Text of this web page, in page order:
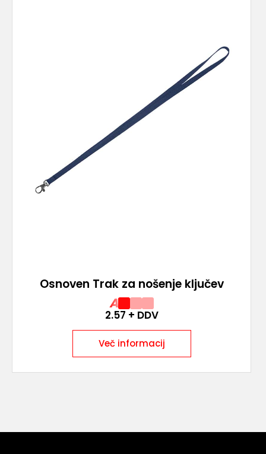
Osnoven Trak za nošenje ključev
A
2.57 + DDV
Več informacij